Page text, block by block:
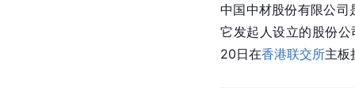
中国中材股份有限公
它发起人设立的股份
20日在香港联交所主板